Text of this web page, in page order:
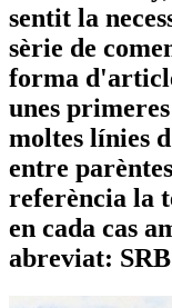
sentit la
sèrie de
forma
unes
moltes línies
entre
referència la
en cada cas
abreviat: